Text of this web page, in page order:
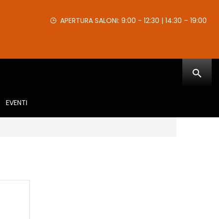
APERTURA SALONI: 9:00 - 12:30 | 14:30 – 19:00
EVENTI